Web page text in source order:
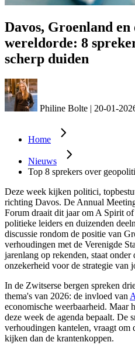
Davos, Groenland en
wereldorde: 8
scherp duiden
Philine Bolte | 20-01-
Home
Nieuws
Top 8 sprekers over
Deze week kijken politici,
richting Davos. De Annual
Forum draait dit jaar om A Spirit
politieke leiders en duizenden
discussie rondom de positie van
verhoudingen met de Verenigde
jarenlang op rekenden, staat onder
onzekerheid voor de strategie van
In de Zwitserse bergen spreken
thema's van 2026: de invloed van
economische weerbaarheid. Maar
deze week de agenda bepaalt. De
verhoudingen kantelen, vraagt om
kijken dan de krantenkoppen.